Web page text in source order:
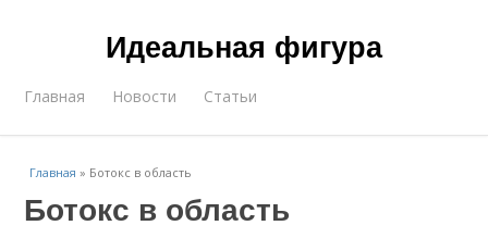
Идеальная фигура
Главная Новости Статьи
Главная » Ботокс в область
Ботокс в область